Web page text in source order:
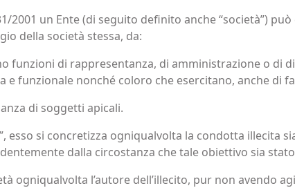
2001 un Ente (di seguito definito anche “società”)
della società stessa, da:
funzioni di rappresentanza, di amministrazione o di
funzionale nonché coloro che esercitano, anche di
di soggetti apicali.
esso si concretizza ogniqualvolta la condotta illecita
dalla circostanza che tale obiettivo sia
ogniqualvolta l’autore dell’illecito, pur non avendo